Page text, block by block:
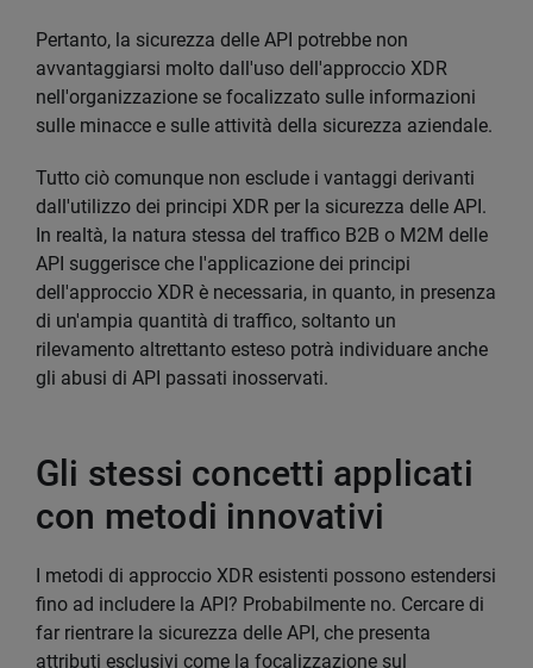
Pertanto, la sicurezza delle API potrebbe non
avvantaggiarsi molto dall'uso dell'approccio XDR
nell'organizzazione se focalizzato sulle informazioni
sulle minacce e sulle attività della sicurezza aziendale.
Tutto ciò comunque non esclude i vantaggi derivanti
dall'utilizzo dei principi XDR per la sicurezza delle API.
In realtà, la natura stessa del traffico B2B o M2M delle
API suggerisce che l'applicazione dei principi
dell'approccio XDR è necessaria, in quanto, in presenza
di un'ampia quantità di traffico, soltanto un
rilevamento altrettanto esteso potrà individuare anche
gli abusi di API passati inosservati.
Gli stessi concetti applicati
con metodi innovativi
I metodi di approccio XDR esistenti possono estendersi
fino ad includere la API? Probabilmente no. Cercare di
far rientrare la sicurezza delle API, che presenta
attributi esclusivi come la focalizzazione sul